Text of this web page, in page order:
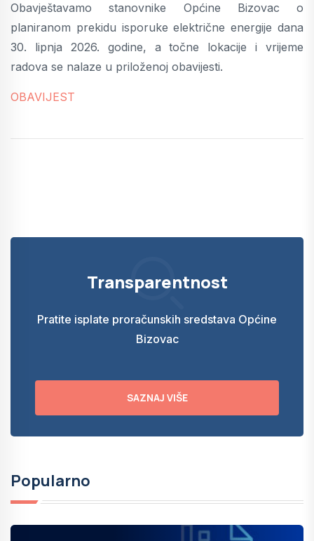
Obavještavamo stanovnike Općine Bizovac o
planiranom prekidu isporuke električne energije dana
30. lipnja 2026. godine, a točne lokacije i vrijeme
radova se nalaze u priloženoj obavijesti.
OBAVIJEST
Transparentnost
Pratite isplate proračunskih sredstava Općine
Bizovac
SAZNAJ VIŠE
Popularno